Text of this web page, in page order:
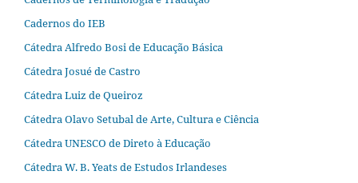
Cadernos do IEB
Cátedra Alfredo Bosi de Educação Básica
Cátedra Josué de Castro
Cátedra Luiz de Queiroz
Cátedra Olavo Setubal de Arte, Cultura e Ciência
Cátedra UNESCO de Direto à Educação
Cátedra W. B. Yeats de Estudos Irlandeses